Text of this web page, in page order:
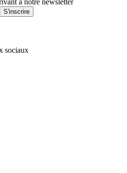
S'inscrire
sociaux